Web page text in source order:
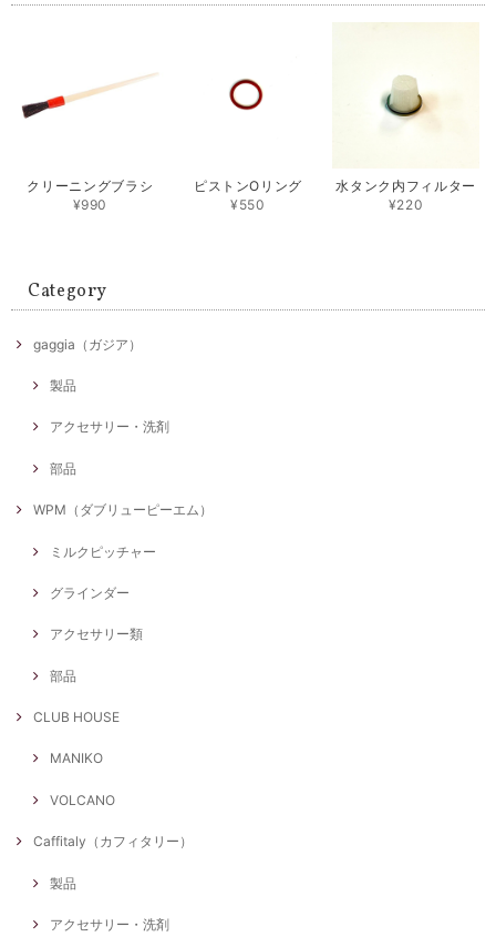
クリーニングブラシ
¥990
ピストンОリング
¥550
水タンク内フィルター
¥220
Category
gaggia（ガジア）
製品
アクセサリー・洗剤
部品
WPM（ダブリューピーエム）
ミルクピッチャー
グラインダー
アクセサリー類
部品
CLUB HOUSE
MANIKO
VOLCANO
Caffitaly（カフィタリー）
製品
アクセサリー・洗剤